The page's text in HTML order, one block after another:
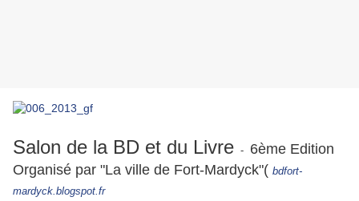
Salon de la BD et du Livre - 6ème Edition
Organisé par "La ville de Fort-Mardyck"( bdfort-
mardyck.blogspot.fr